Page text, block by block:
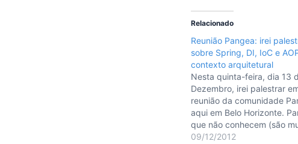
Relacionado
Reunião Pangea: irei
sobre Spring, DI, IoC e
contexto arquitetural
Nesta quinta-feira, dia 13
Dezembro, irei palestrar
reunião da comunidade
aqui em Belo Horizonte.
que não conhecem (são
poucos), Pangea é uma
09/12/2012